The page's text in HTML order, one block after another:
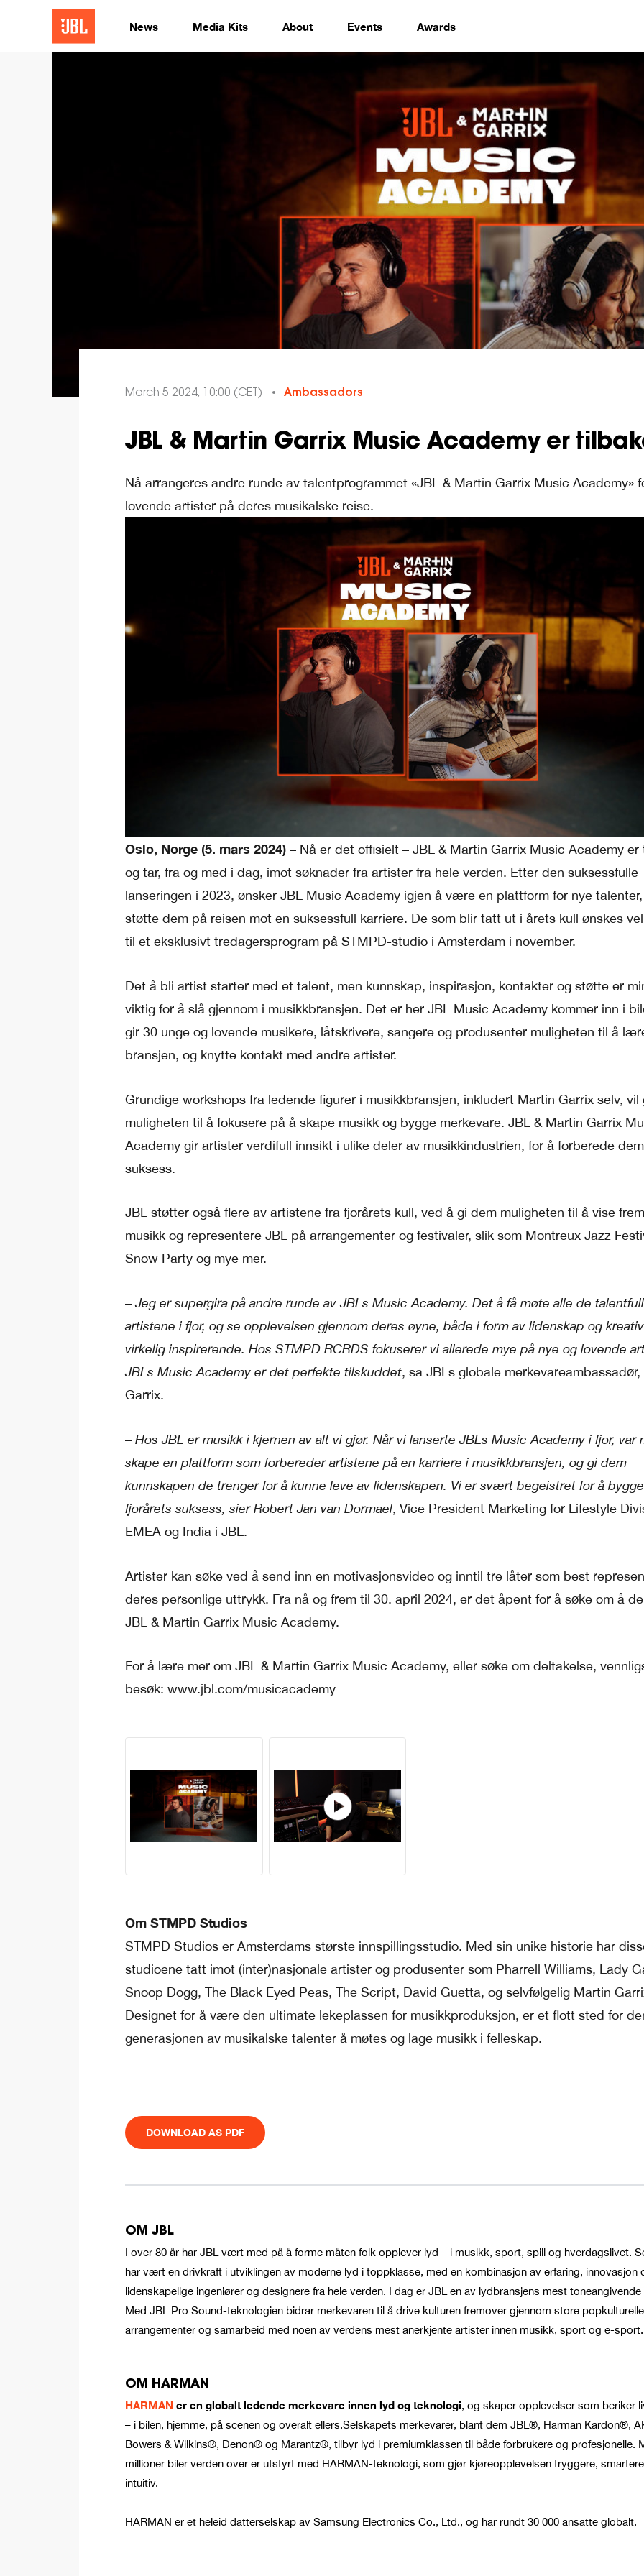
News Media Kits About Events Awards
March 5 2024, 10:00 (CET) Ambassadors
JBL & Martin Garrix Music Academy er
Nå arrangeres andre runde av talentprogrammet «JBL & Martin Garrix Music Academy»
lovende artister på deres musikalske reise.
Oslo, Norge (5. mars 2024) – Nå er det offisielt – JBL & Martin Garrix Music Academy er
og tar, fra og med i dag, imot søknader fra artister fra hele verden. Etter den suksessfulle
lanseringen i 2023, ønsker JBL Music Academy igjen å være en plattform for nye
støtte dem på reisen mot en suksessfull karriere. De som blir tatt ut i årets kull ønskes
til et eksklusivt tredagersprogram på STMPD-studio i Amsterdam i november.
Det å bli artist starter med et talent, men kunnskap, inspirasjon, kontakter og støtte er
viktig for å slå gjennom i musikkbransjen. Det er her JBL Music Academy kommer inn i
gir 30 unge og lovende musikere, låtskrivere, sangere og produsenter muligheten til å
bransjen, og knytte kontakt med andre artister.
Grundige workshops fra ledende figurer i musikkbransjen, inkludert Martin Garrix selv, vil
muligheten til å fokusere på å skape musikk og bygge merkevare. JBL & Martin Garrix
Academy gir artister verdifull innsikt i ulike deler av musikkindustrien, for å forberede
suksess.
JBL støtter også flere av artistene fra fjorårets kull, ved å gi dem muligheten til å vise
musikk og representere JBL på arrangementer og festivaler, slik som Montreux Jazz
Snow Party og mye mer.
–Jeg er supergira på andre runde av JBLs Music Academy. Det å få møte alle de
artistene i fjor, og se opplevelsen gjennom deres øyne, både i form av lidenskap og
virkelig inspirerende. Hos STMPD RCRDS fokuserer vi allerede mye på nye og lovende
JBLs Music Academy er det perfekte tilskuddet, sa JBLs globale
Garrix.
– Hos JBL er musikk i kjernen av alt vi gjør. Når vi lanserte JBLs Music Academy i fjor, var
skape en plattform som forbereder artistene på en karriere i musikkbransjen, og gi dem
kunnskapen de trenger for å kunne leve av lidenskapen. Vi er svært begeistret for å
fjorårets suksess, sier Robert Jan van Dormael, Vice President Marketing for Lifestyle
EMEA og India i JBL.
Artister kan søke ved å send inn en motivasjonsvideo og inntil tre låter som best
deres personlige uttrykk. Fra nå og frem til 30. april 2024, er det åpent for å søke om å
JBL & Martin Garrix Music Academy.
For å lære mer om JBL & Martin Garrix Music Academy, eller søke om deltakelse,
besøk: www.jbl.com/musicacademy
Om STMPD Studios
STMPD Studios er Amsterdams største innspillingsstudio. Med sin unike historie har
studioene tatt imot (inter)nasjonale artister og produsenter som Pharrell Williams, Lady
Snoop Dogg, The Black Eyed Peas, The Script, David Guetta, og selvfølgelig Martin
Designet for å være den ultimate lekeplassen for musikkproduksjon, er et flott sted for
generasjonen av musikalske talenter å møtes og lage musikk i felleskap.
DOWNLOAD AS PDF
OM JBL
I over 80 år har JBL vært med på å forme måten folk opplever lyd – i musikk, sport, spill og hverdagslivet.
har vært en drivkraft i utviklingen av moderne lyd i toppklasse, med en kombinasjon av erfaring, innovasjon
lidenskapelige ingeniører og designere fra hele verden. I dag er JBL en av lydbransjens mest toneangivende
Med JBL Pro Sound-teknologien bidrar merkevaren til å drive kulturen fremover gjennom store popkulturelle
arrangementer og samarbeid med noen av verdens mest anerkjente artister innen musikk, sport og e-sport.
OM HARMAN
HARMAN er en globalt ledende merkevare innen lyd og teknologi, og skaper opplevelser som beriker
– i bilen, hjemme, på scenen og overalt ellers.Selskapets merkevarer, blant dem JBL®, Harman Kardon®,
Bowers & Wilkins®, Denon® og Marantz®, tilbyr lyd i premiumklassen til både forbrukere og profesjonelle.
millioner biler verden over er utstyrt med HARMAN-teknologi, som gjør kjøreopplevelsen tryggere,
intuitiv.
HARMAN er et heleid datterselskap av Samsung Electronics Co., Ltd., og har rundt 30 000 ansatte globalt.